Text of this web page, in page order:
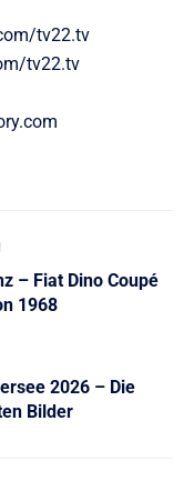
tv22.tv
tv22.tv
– Fiat Dino Coupé
1968
2026 – Die
Bilder